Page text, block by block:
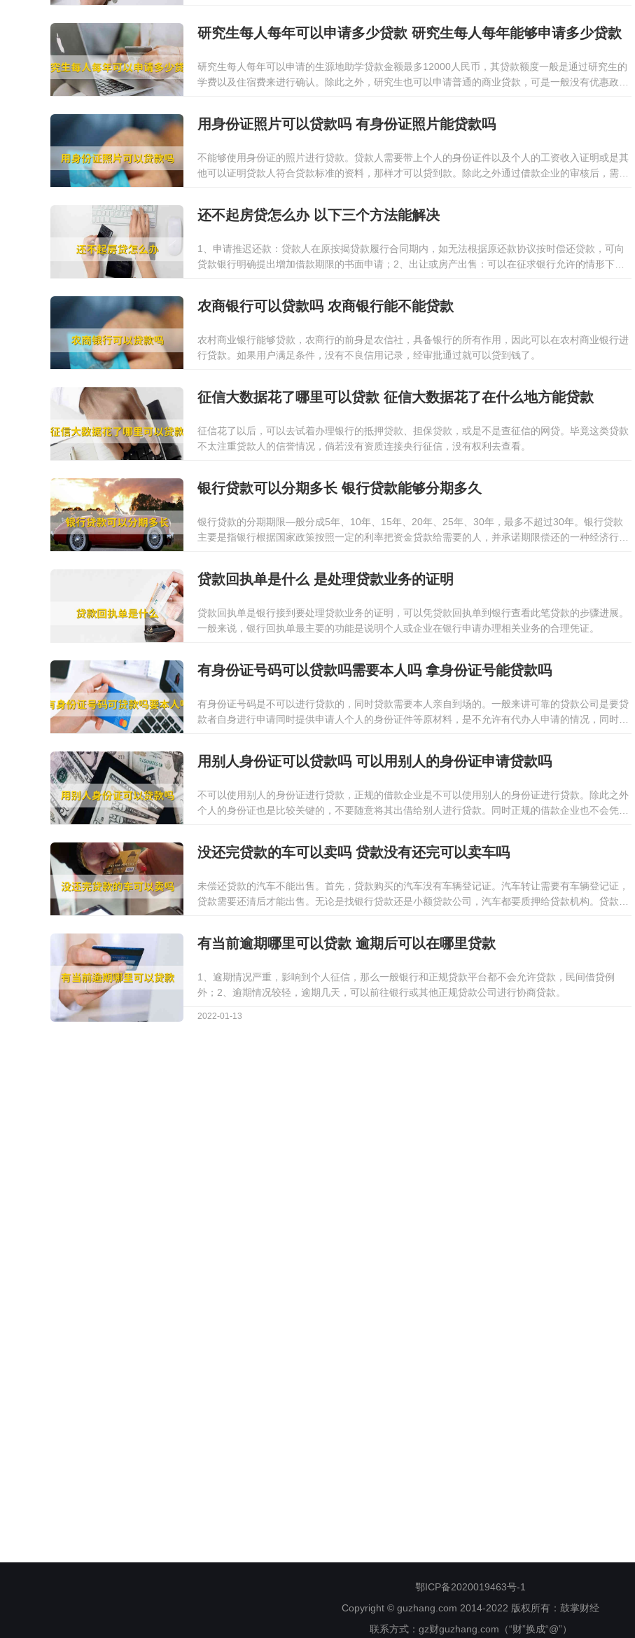
研究生每人每年可以申请多少贷款 研究生每人每年能够申请多少贷款
研究生每人每年可以申请的生源地助学贷款金额最多12000人民币，其贷款额度一般是通过研究生的
学费以及住宿费来进行确认。除此之外，研究生也可以申请普通的商业贷款，可是一般没有优惠政
用身份证照片可以贷款吗 有身份证照片能贷款吗
不能够使用身份证的照片进行贷款。贷款人需要带上个人的身份证件以及个人的工资收入证明或是其
他可以证明贷款人符合贷款标准的资料，那样才可以贷到款。除此之外通过借款企业的审核后，需要
还不起房贷怎么办 以下三个方法能解决
1、申请推迟还款：贷款人在原按揭贷款履行合同期内，如无法根据原还款协议按时偿还贷款，可向
贷款银行明确提出增加借款期限的书面申请；2、出让或房产出售：可以在征求银行允许的情形下，
农商银行可以贷款吗 农商银行能不能贷款
农村商业银行能够贷款，农商行的前身是农信社，具备银行的所有作用，因此可以在农村商业银行进
行贷款。如果用户满足条件，没有不良信用记录，经审批通过就可以贷到钱了。
征信大数据花了哪里可以贷款 征信大数据花了在什么地方能贷款
征信花了以后，可以去试着办理银行的抵押贷款、担保贷款，或是不是查征信的网贷。毕竟这类贷款
不太注重贷款人的信誉情况，倘若没有资质连接央行征信，没有权利去查看。
银行贷款可以分期多长 银行贷款能够分期多久
银行贷款的分期期限—般分成5年、10年、15年、20年、25年、30年，最多不超过30年。银行贷款
主要是指银行根据国家政策按照一定的利率把资金贷款给需要的人，并承诺期限偿还的一种经济行
贷款回执单是什么 是处理贷款业务的证明
贷款回执单是银行接到要处理贷款业务的证明，可以凭贷款回执单到银行查看此笔贷款的步骤进展。
一般来说，银行回执单最主要的功能是说明个人或企业在银行申请办理相关业务的合理凭证。
有身份证号码可以贷款吗需要本人吗 拿身份证号能贷款吗
有身份证号码是不可以进行贷款的，同时贷款需要本人亲自到场的。一般来讲可靠的贷款公司是要贷
款者自身进行申请同时提供申请人个人的身份证件等原材料，是不允许有代办人申请的情况，同时贷
用别人身份证可以贷款吗 可以用别人的身份证申请贷款吗
不可以使用别人的身份证进行贷款，正规的借款企业是不可以使用别人的身份证进行贷款。除此之外
个人的身份证也是比较关键的，不要随意将其出借给别人进行贷款。同时正规的借款企业也不会凭着
没还完贷款的车可以卖吗 贷款没有还完可以卖车吗
未偿还贷款的汽车不能出售。首先，贷款购买的汽车没有车辆登记证。汽车转让需要有车辆登记证，
贷款需要还清后才能出售。无论是找银行贷款还是小额贷款公司，汽车都要质押给贷款机构。贷款买
有当前逾期哪里可以贷款 逾期后可以在哪里贷款
1、逾期情况严重，影响到个人征信，那么一般银行和正规贷款平台都不会允许贷款，民间借贷例
外；2、逾期情况较轻，逾期几天，可以前往银行或其他正规贷款公司进行协商贷款。
2022-01-13
鄂ICP备2020019463号-1
Copyright © guzhang.com 2014-2022 版权所有：鼓掌财经
联系方式：gz财guzhang.com（“财”换成“@”）